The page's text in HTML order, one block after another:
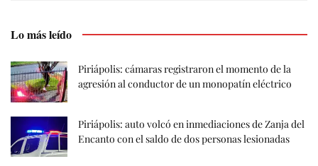
Lo más leído
Piriápolis: cámaras registraron el momento de la
agresión al conductor de un monopatín eléctrico
Piriápolis: auto volcó en inmediaciones de Zanja del
Encanto con el saldo de dos personas lesionadas